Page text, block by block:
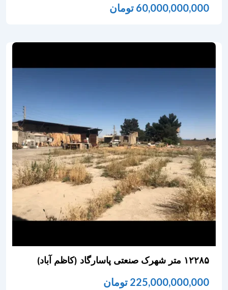
60,000,000,000 تومان
۱۲۲۸۵ متر شهرک صنعتی پاسارگاد (کاظم آباد)
225,000,000,000 تومان